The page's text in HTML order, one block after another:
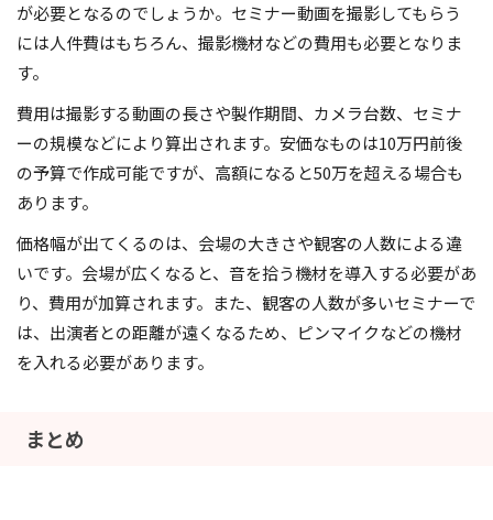
が必要となるのでしょうか。セミナー動画を撮影してもらう
には人件費はもちろん、撮影機材などの費用も必要となりま
す。
費用は撮影する動画の長さや製作期間、カメラ台数、セミナ
ーの規模などにより算出されます。安価なものは10万円前後
の予算で作成可能ですが、高額になると50万を超える場合も
あります。
価格幅が出てくるのは、会場の大きさや観客の人数による違
いです。会場が広くなると、音を拾う機材を導入する必要があ
り、費用が加算されます。また、観客の人数が多いセミナーで
は、出演者との距離が遠くなるため、ピンマイクなどの機材
を入れる必要があります。
まとめ